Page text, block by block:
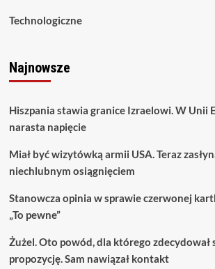
Technologiczne
Najnowsze
Hiszpania stawia granice Izraelowi. W Unii
narasta napięcie
Miał być wizytówką armii USA. Teraz
niechlubnym osiągnięciem
Stanowcza opinia w sprawie czerwonej
„To pewne”
Żużel. Oto powód, dla którego zdecydował
propozycję. Sam nawiązał kontakt